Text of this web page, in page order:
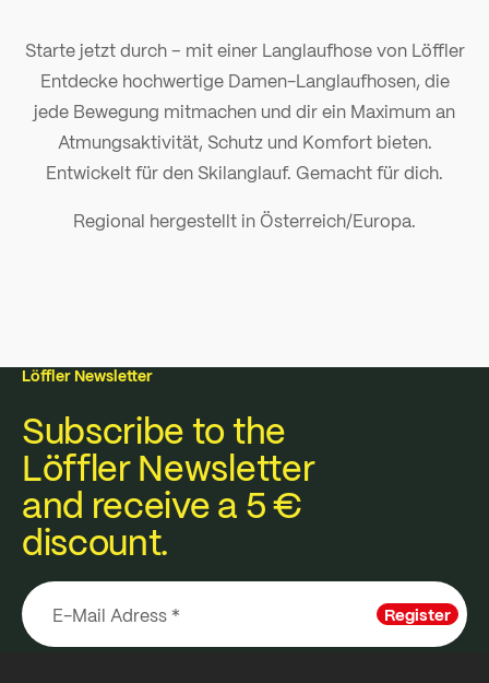
Starte jetzt durch – mit einer Langlaufhose von Löffler
Entdecke hochwertige Damen-Langlaufhosen, die
jede Bewegung mitmachen und dir ein Maximum an
Atmungsaktivität, Schutz und Komfort bieten.
Entwickelt für den Skilanglauf. Gemacht für dich.
Regional hergestellt in Österreich/Europa.
Löffler Newsletter
Subscribe to the
Löffler Newsletter
and receive a 5 €
discount.
Register